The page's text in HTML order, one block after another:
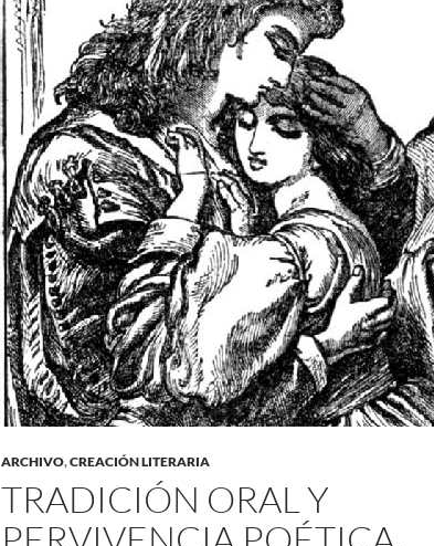
ARCHIVO,CREACIÓN LITERARIA
TRADICIÓN ORAL Y